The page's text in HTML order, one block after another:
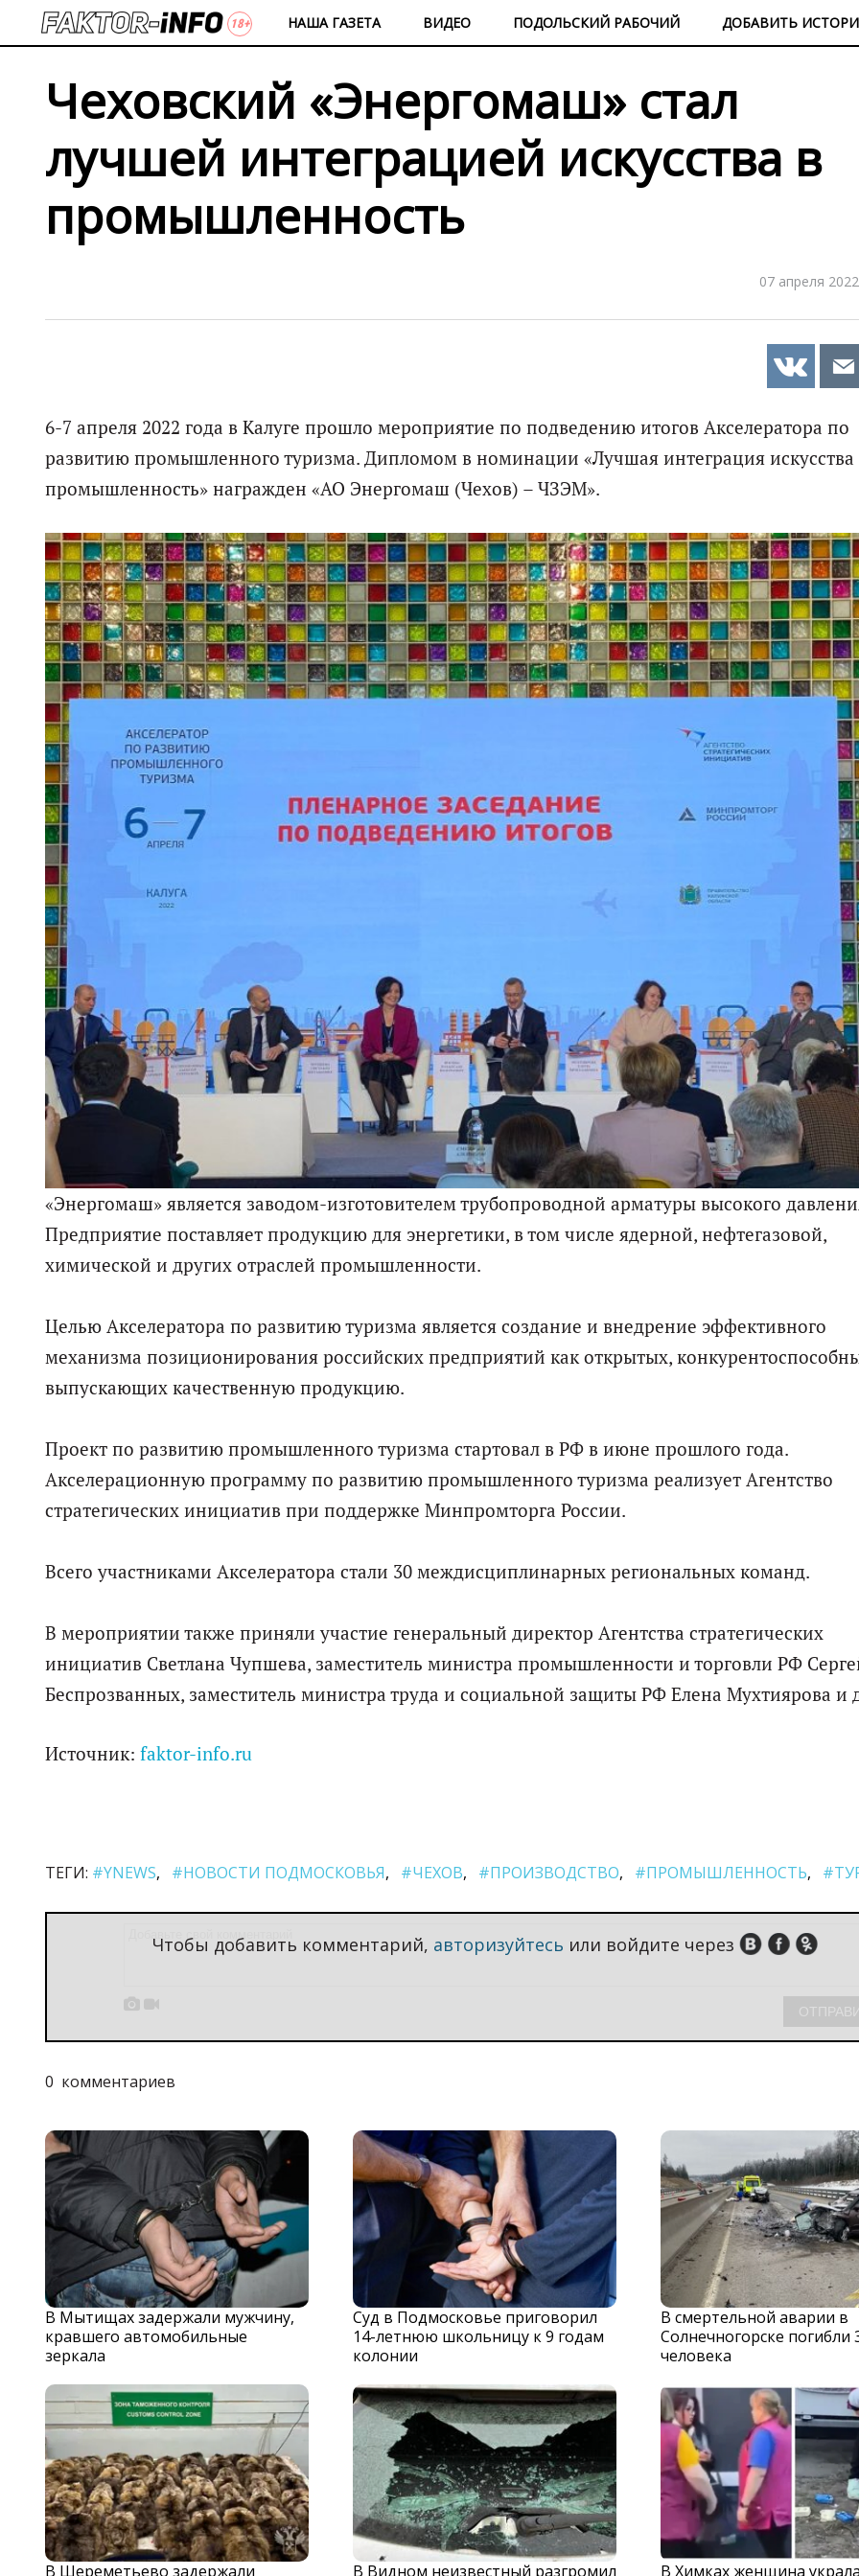
НАША ГАЗЕТА ВИДЕО ПОДОЛЬСКИЙ РАБОЧИЙ ДОБАВИТЬ
Чеховский «Энергомаш» стал
лучшей интеграцией искусства в
промышленность
07 апреля
6-7 апреля 2022 года в Калуге прошло мероприятие по подведению итогов Акселератора по
развитию промышленного туризма. Дипломом в номинации «Лучшая интеграция искусства
промышленность» награжден «АО Энергомаш (Чехов) – ЧЗЭМ».
«Энергомаш» является заводом-изготовителем трубопроводной арматуры высокого
Предприятие поставляет продукцию для энергетики, в том числе ядерной, нефтегазовой,
химической и других отраслей промышленности.
Целью Акселератора по развитию туризма является создание и внедрение эффективного
механизма позиционирования российских предприятий как открытых,
выпускающих качественную продукцию.
Проект по развитию промышленного туризма стартовал в РФ в июне прошлого года.
Акселерационную программу по развитию промышленного туризма реализует Агентство
стратегических инициатив при поддержке Минпромторга России.
Всего участниками Акселератора стали 30 междисциплинарных региональных команд.
В мероприятии также приняли участие генеральный директор Агентства стратегических
инициатив Светлана Чупшева, заместитель министра промышленности и торговли РФ
Беспрозванных, заместитель министра труда и социальной защиты РФ Елена Мухтиярова и
Источник: faktor-info.ru
ТЕГИ: #YNEWS #НОВОСТИ ПОДМОСКОВЬЯ #ЧЕХОВ #ПРОИЗВОДСТВО #ПРОМЫШЛЕННОСТЬ
Чтобы добавить комментарий, авторизуйтесь или войдите через
 
0 комментариев
В Мытищах задержали мужчину,
кравшего автомобильные
зеркала
Суд в Подмосковье приговорил
14-летнюю школьницу к 9 годам
колонии
В смертельной аварии в
Солнечногорске погибли
человека
В Шереметьево задержали В Видном неизвестный разгромил В Химках женщина